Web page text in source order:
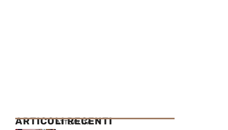
ARTICOLI RECENTI
ATTUALITÀ